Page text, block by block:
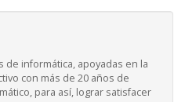
de informática, apoyadas en la
con más de 20 años de
para así, lograr satisfacer